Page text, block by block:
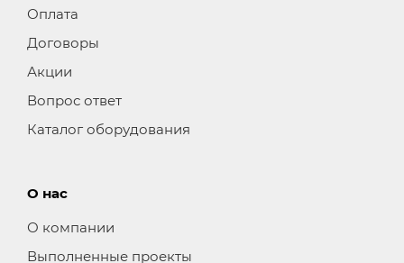
Оплата
Договоры
Акции
Вопрос ответ
Каталог оборудования
О нас
О компании
Выполненные проекты